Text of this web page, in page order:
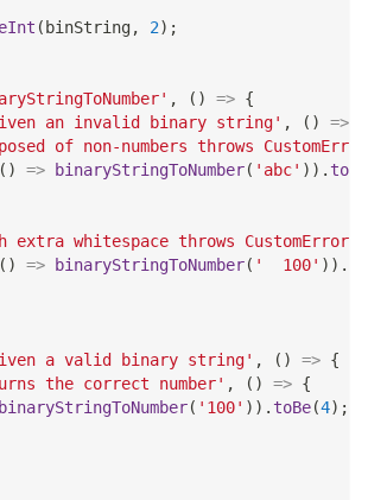
( binString, 2) ;
, ( ) => {
an invalid binary string' , ( ) =>
of non-numbers throws
( ) => binaryStringToNumber( 'abc' ) ) .
extra whitespace throws CustomError'
( ) => binaryStringToNumber( '  100' ) ) .
a valid binary string' , ( ) => {
the correct number' , ( ) => {
binaryStringToNumber( '100' ) ) . toBe(4) ;